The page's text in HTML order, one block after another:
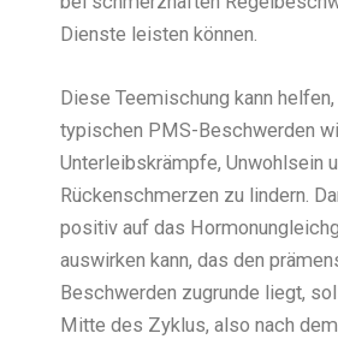
Dienste leisten können.
Diese Teemischung kann
typischen PMS-Beschwerden
Unterleibskrämpfe, Unwohlsein
Rückenschmerzen zu lindern.
positiv auf das
auswirken kann, das den
Beschwerden zugrunde liegt,
Mitte des Zyklus, also nach